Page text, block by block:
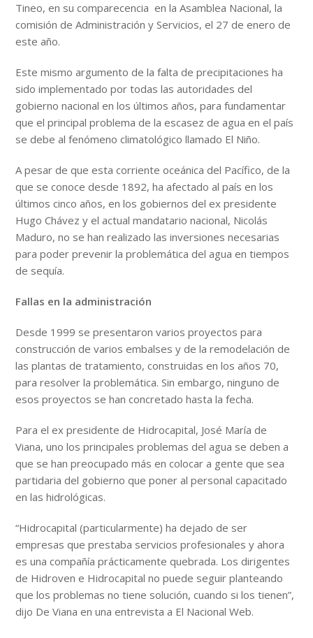
Tineo, en su comparecencia en la Asamblea Nacional, la
comisión de Administración y Servicios, el 27 de enero de
este año.
Este mismo argumento de la falta de precipitaciones ha
sido implementado por todas las autoridades del
gobierno nacional en los últimos años, para fundamentar
que el principal problema de la escasez de agua en el país
se debe al fenómeno climatológico llamado El Niño.
A pesar de que esta corriente oceánica del Pacífico, de la
que se conoce desde 1892, ha afectado al país en los
últimos cinco años, en los gobiernos del ex presidente
Hugo Chávez y el actual mandatario nacional, Nicolás
Maduro, no se han realizado las inversiones necesarias
para poder prevenir la problemática del agua en tiempos
de sequía.
Fallas en la administración
Desde 1999 se presentaron varios proyectos para
construcción de varios embalses y de la remodelación de
las plantas de tratamiento, construidas en los años 70,
para resolver la problemática. Sin embargo, ninguno de
esos proyectos se han concretado hasta la fecha.
Para el ex presidente de Hidrocapital, José María de
Viana, uno los principales problemas del agua se deben a
que se han preocupado más en colocar a gente que sea
partidaria del gobierno que poner al personal capacitado
en las hidrológicas.
“Hidrocapital (particularmente) ha dejado de ser
empresas que prestaba servicios profesionales y ahora
es una compañía prácticamente quebrada. Los dirigentes
de Hidroven e Hidrocapital no puede seguir planteando
que los problemas no tiene solución, cuando si los tienen”,
dijo De Viana en una entrevista a El Nacional Web.